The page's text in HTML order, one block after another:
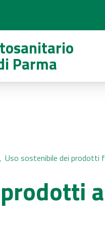
Parma
, Uso sostenibile dei prodotti